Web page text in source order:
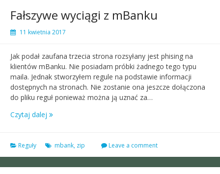
Fałszywe wyciągi z mBanku
11 kwietnia 2017
Jak podał zaufana trzecia strona rozsyłany jest phising na
klientów mBanku. Nie posiadam próbki żadnego tego typu
maila. Jednak stworzyłem regule na podstawie informacji
dostępnych na stronach. Nie zostanie ona jeszcze dołączona
do pliku reguł ponieważ można ją uznać za…
Czytaj dalej
Reguły mbank, zip Leave a comment